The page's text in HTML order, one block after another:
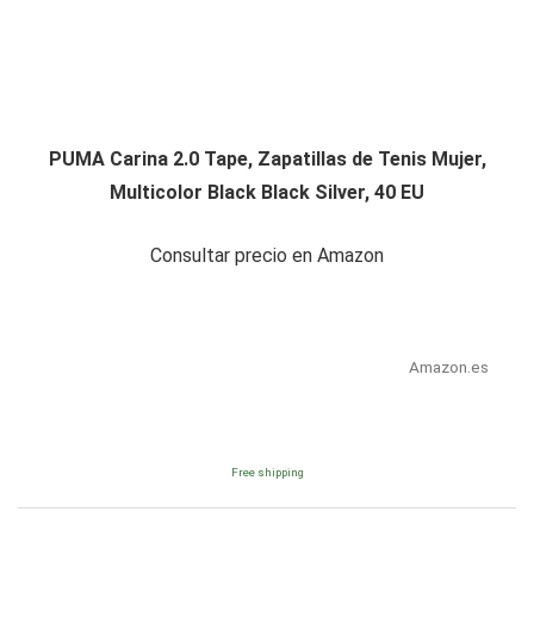
PUMA Carina 2.0 Tape, Zapatillas de Tenis Mujer,
Multicolor Black Black Silver, 40 EU
Consultar precio en Amazon
Amazon.es
Free shipping